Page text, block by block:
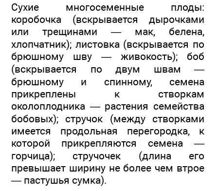
Сухие многосеменные плоды:
коробочка (вскрывается дырочками
или трещинами — мак, белена,
хлопчатник); листовка (вскрывается по
брюшному шву — живокость); боб
(вскрывается по двум швам —
брюшному и спинному, семена
прикреплены к створкам
околоплодника — растения семейства
бобовых); стручок (между створками
имеется продольная перегородка, к
которой прикрепляются семена —
горчица); стручочек (длина его
превышает ширину не более чем втрое
— пастушья сумка).